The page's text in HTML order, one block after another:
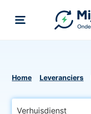
Home Leveranciers
Verhuisdienst